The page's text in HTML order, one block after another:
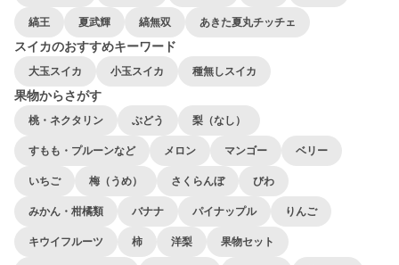
縞王 夏武輝 縞無双 あきた夏丸チッチェ
スイカのおすすめキーワード
大玉スイカ 小玉スイカ 種無しスイカ
果物からさがす
桃・ネクタリン ぶどう 梨（なし）
すもも・プルーンなど メロン マンゴー ベリー
いちご 梅（うめ） さくらんぼ びわ
みかん・柑橘類 バナナ パイナップル りんご
キウイフルーツ 柿 洋梨 果物セット